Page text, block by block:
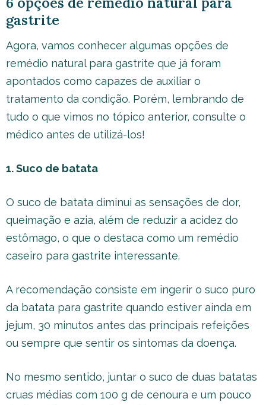
gastrite
Agora, vamos conhecer algumas opções de
remédio natural para gastrite que já foram
apontados como capazes de auxiliar o
tratamento da condição. Porém, lembrando de
tudo o que vimos no tópico anterior, consulte o
médico antes de utilizá-los!
1. Suco de batata
O suco de batata diminui as sensações de dor,
queimação e azia, além de reduzir a acidez do
estômago, o que o destaca como um remédio
caseiro para gastrite interessante.
A recomendação consiste em ingerir o suco puro
da batata para gastrite quando estiver ainda em
jejum, 30 minutos antes das principais refeições
ou sempre que sentir os sintomas da doença.
No mesmo sentido, juntar o suco de duas batatas
cruas médias com 100 g de cenoura e um pouco